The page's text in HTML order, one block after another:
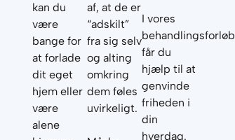
kan du
være
bange for
at forlade
dit eget
hjem eller
være
alene
af, at de er
“adskilt”
fra sig selv
og alting
omkring
dem føles
uvirkeligt.
I vores
behandlingsforløb
får du
hjælp til at
genvinde
friheden i
din
hverdag.